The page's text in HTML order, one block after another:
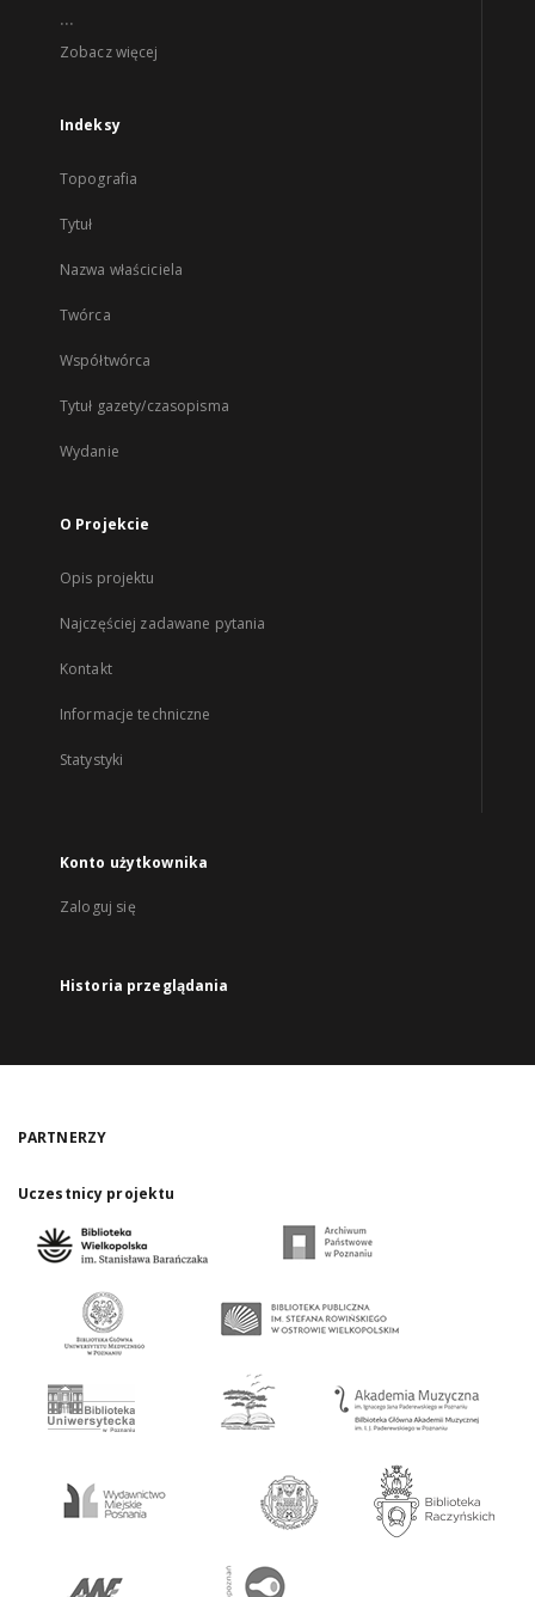
...
Zobacz więcej
Indeksy
Topografia
Tytuł
Nazwa właściciela
Twórca
Współtwórca
Tytuł gazety/czasopisma
Wydanie
O Projekcie
Opis projektu
Najczęściej zadawane pytania
Kontakt
Informacje techniczne
Statystyki
Konto użytkownika
Zaloguj się
Historia przeglądania
PARTNERZY
Uczestnicy projektu